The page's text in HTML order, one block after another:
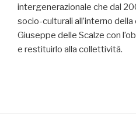
intergenerazionale che dal
socio-culturali all’interno della
Giuseppe delle Scalze con
e restituirlo alla collettività.